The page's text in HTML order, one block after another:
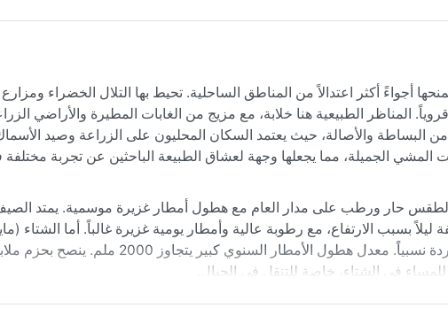
أجواءً أكثر اعتدالاً من المناطق الساحلية. تحيط بها التلال الخضراء ومزارع
المناظر الطبيعية هنا خلابة، مع مزيج من الغابات المطيرة والأراضي
البساطة والأصالة، حيث يعتمد السكان المحليون على الزراعة وصيد الأسماك
المشي الجميلة، مما يجعلها وجهة لعشاق الطبيعة الباحثين عن تجربة مختلفة
الطقس حار ورطب على مدار العام مع هطول أمطار غزيرة موسمية. يمتد
بسبب الارتفاع، مع رطوبة عالية وأمطار يومية غزيرة غالباً. أما الشتاء
فيكون أكثر جفافاً وأقل رطوبة، مع سماء صافية وليالٍ باردة نسبياً. معدل هطول الأمطار
في الشتاء، خاصة للتنقل في الجبال.
أكتوبر (موسم الجفاف)، حيث الطقس مستقر وأشعة الشمس وفيرة، مع فرصة